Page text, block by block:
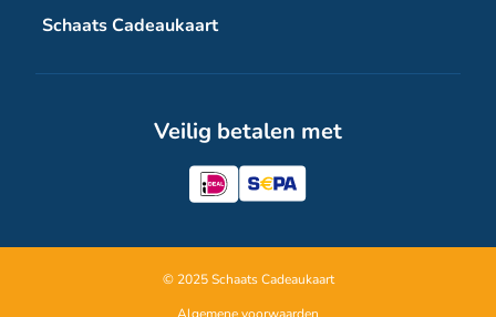
Schaats Cadeaukaart
Veilig betalen met
© 2025 Schaats Cadeaukaart
Algemene voorwaarden